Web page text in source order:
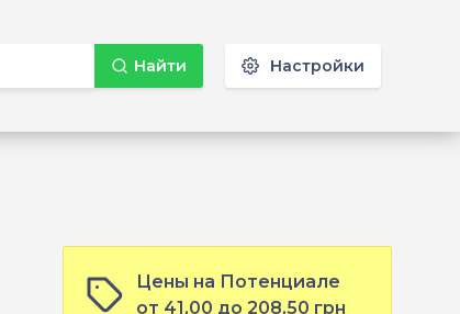
Цены на Потенциале
от 41,00 до 208,50 грн
Найти Настройки